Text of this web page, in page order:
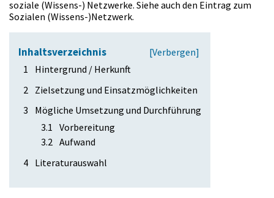
n
soziale (Wissens-) Netzwerke. Siehe auch den Eintrag zum
Sozialen (Wissens-)Netzwerk.
Inhaltsverzeichnis [Verbergen]
1
Hintergrund / Herkunft
2
Zielsetzung und Einsatzmöglichkeiten
3
Mögliche Umsetzung und Durchführung
3.1 Vorbereitung
3.2 Aufwand
4 Literaturauswahl